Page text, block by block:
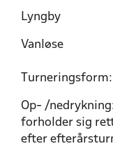
Lyngby
Vanløse
Op- /
forholder sig
efter